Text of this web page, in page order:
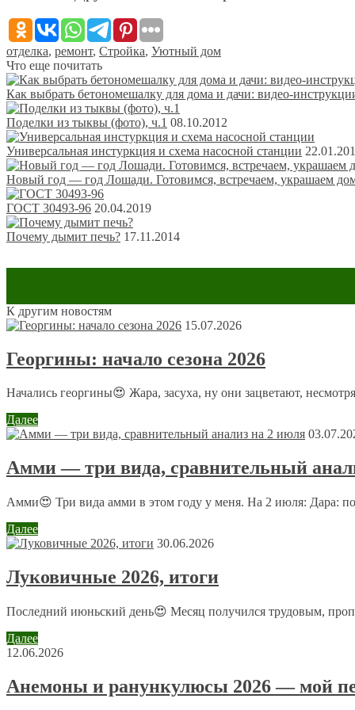
отделка, ремонт, Стройка, Уютный дом
Что еще почитать
Как выбрать бетономешалку для дома и дачи: видео-
Поделки из тыквы (фото), ч.1 08.10.2012
Универсальная инстуркция и схема насосной станции
Новый год — год Лошади. Готовимся, встречаем, украшаем
ГОСТ 30493-96 20.04.2019
Почему дымит печь? 17.11.2014
Оставить комментарий
Ваш адрес email не будет опубликован.
Обязательные поля
Комментарий *
Email
Сайт
Отправляя сообщение, Вы разрешаете сбор и обработку
К другим новостям
15.07.2026
Георгины: начало сезона 2026
Начались георгины😍 Жара, засуха, ну они зацветают,
Далее
Амми — три вида, сравнительный
Амми😍 Три вида амми в этом году у меня. На 2 июля: Дара:
Далее
30.06.2026
Луковичные 2026, итоги
Последний июньский день😍 Месяц получился трудовым,
Далее
12.06.2026
Анемоны и ранункулюсы 2026 — мой